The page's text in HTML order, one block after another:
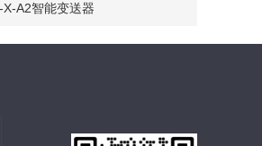
A2智能变送器